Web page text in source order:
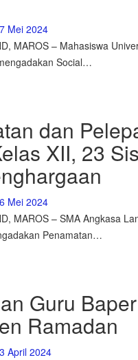
Mei 2024
MAROS – Mahasiswa
Social…
dan
XII, 23
Mei 2024
MAROS – SMA Angkasa
Penamatan…
Guru
Ramadan
April 2024